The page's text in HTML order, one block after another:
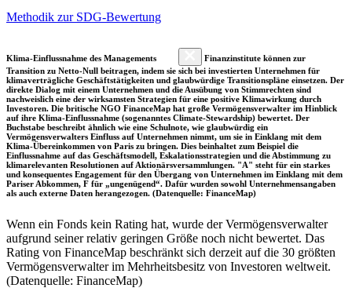
Methodik zur SDG-Bewertung
Klima-Einflussnahme des Managements
Finanzinstitute können zur
Transition zu Netto-Null beitragen, indem sie sich bei investierten Unternehmen für
klimaverträgliche Geschäftstätigkeiten und glaubwürdige Transitionspläne einsetzen. Der
direkte Dialog mit einem Unternehmen und die Ausübung von Stimmrechten sind
nachweislich eine der wirksamsten Strategien für eine positive Klimawirkung durch
Investoren. Die britische NGO FinanceMap hat große Vermögensverwalter im Hinblick
auf ihre Klima-Einflussnahme (sogenanntes Climate-Stewardship) bewertet. Der
Buchstabe beschreibt ähnlich wie eine Schulnote, wie glaubwürdig ein
Vermögensverwalters Einfluss auf Unternehmen nimmt, um sie in Einklang mit dem
Klima-Übereinkommen von Paris zu bringen. Dies beinhaltet zum Beispiel die
Einflussnahme auf das Geschäftsmodell, Eskalationsstrategien und die Abstimmung zu
klimarelevanten Resolutionen auf Aktionärsversammlungen. "A" steht für ein starkes
und konsequentes Engagement für den Übergang von Unternehmen im Einklang mit dem
Pariser Abkommen, F für „ungenügend“. Dafür wurden sowohl Unternehmensangaben
als auch externe Daten herangezogen. (Datenquelle: FinanceMap)
Wenn ein Fonds kein Rating hat, wurde der Vermögensverwalter
aufgrund seiner relativ geringen Größe noch nicht bewertet. Das
Rating von FinanceMap beschränkt sich derzeit auf die 30 größten
Vermögensverwalter im Mehrheitsbesitz von Investoren weltweit.
(Datenquelle: FinanceMap)